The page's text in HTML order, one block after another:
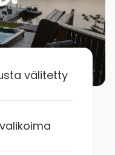
välitetty